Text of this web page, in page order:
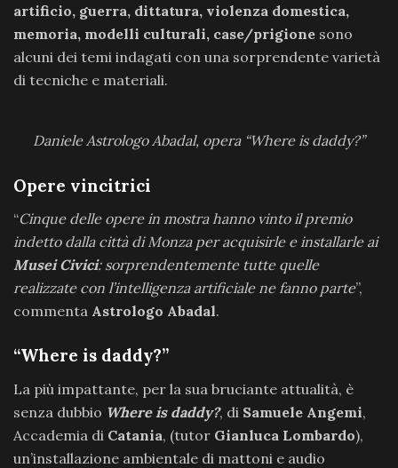
artificio, guerra, dittatura, violenza domestica,
memoria, modelli culturali, case/prigione sono
alcuni dei temi indagati con una sorprendente varietà
di tecniche e materiali.
Daniele Astrologo Abadal, opera “Where is daddy?”
Opere vincitrici
“Cinque delle opere in mostra hanno vinto il premio
indetto dalla città di Monza per acquisirle e installarle ai
Musei Civici: sorprendentemente tutte quelle
realizzate con l’intelligenza artificiale ne fanno parte”,
commenta Astrologo Abadal.
“Where is daddy?”
La più impattante, per la sua bruciante attualità, è
senza dubbio Where is daddy?, di Samuele Angemi,
Accademia di Catania, (tutor Gianluca Lombardo),
un’installazione ambientale di mattoni e audio